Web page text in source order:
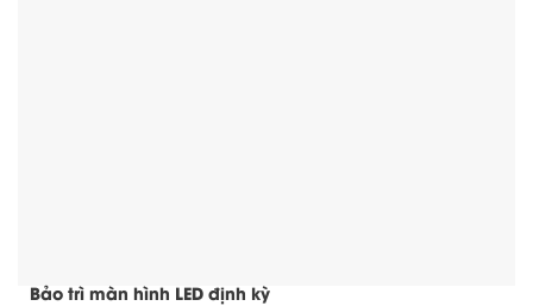
Bảo trì màn hình LED định kỳ